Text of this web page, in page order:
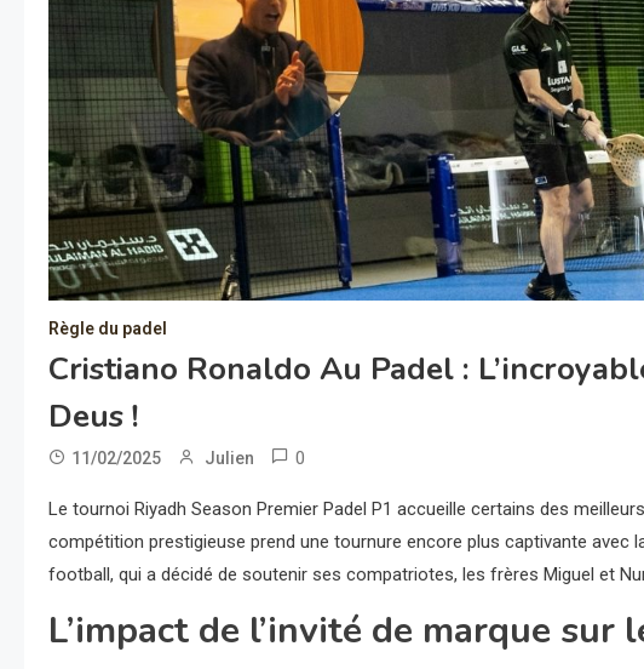
Règle du padel
Cristiano Ronaldo Au Padel :
Deus !
11/02/2025 Julien 0
Le tournoi Riyadh Season Premier Padel P1 accueille certains des
compétition prestigieuse prend une tournure encore plus captivante avec
football, qui a décidé de soutenir ses compatriotes, les frères Miguel et
L’impact de l’invité de marque sur